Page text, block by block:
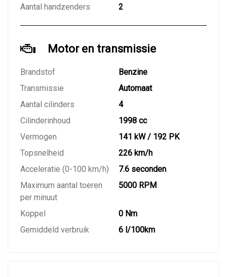
Aantal handzenders
2
Motor en transmissie
Brandstof
Benzine
Transmissie
Automaat
Aantal cilinders
4
Cilinderinhoud
1998 cc
Vermogen
141 kW / 192 PK
Topsnelheid
226 km/h
Acceleratie (0-100 km/h)
7.6 seconden
Maximum aantal toeren
per minuut
5000 RPM
Koppel
0 Nm
Gemiddeld verbruik
6 l/100km